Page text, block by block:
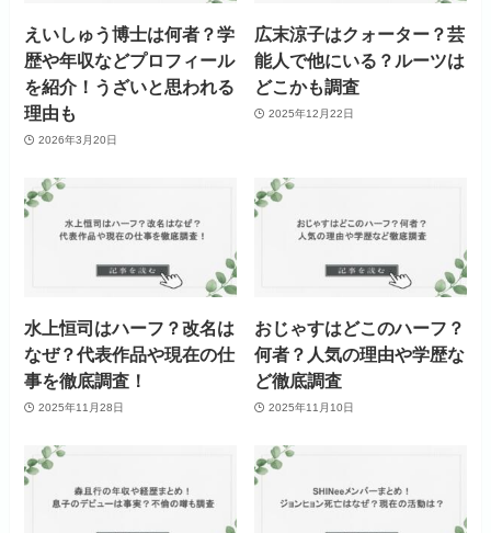
えいしゅう博士は何者？学
歴や年収などプロフィール
を紹介！うざいと思われる
理由も
2026年3月20日
広末涼子はクォーター？芸
能人で他にいる？ルーツは
どこかも調査
2025年12月22日
水上恒司はハーフ？改名は
なぜ？代表作品や現在の仕
事を徹底調査！
2025年11月28日
おじゃすはどこのハーフ？
何者？人気の理由や学歴な
ど徹底調査
2025年11月10日